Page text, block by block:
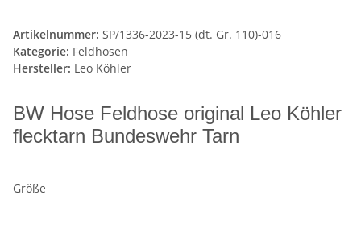
Artikelnummer: SP/1336-2023-15 (dt. Gr. 110)-016
Kategorie: Feldhosen
Hersteller: Leo Köhler
BW Hose Feldhose original Leo Köhler
flecktarn Bundeswehr Tarn
Größe